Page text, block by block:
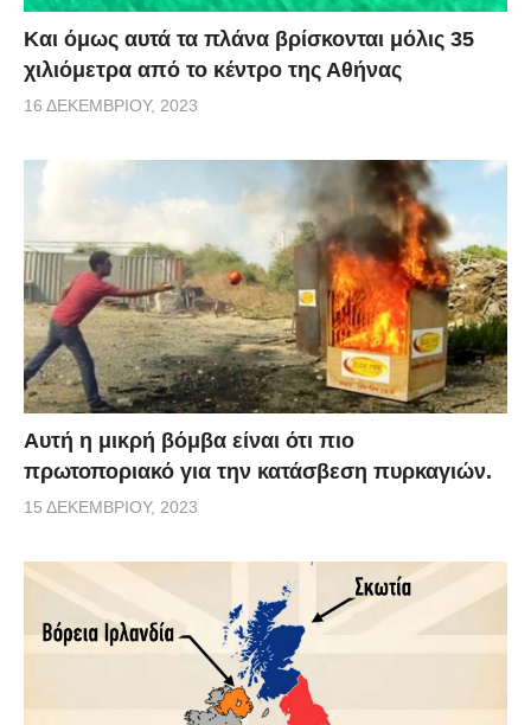
Και όμως αυτά τα πλάνα βρίσκονται μόλις 35
χιλιόμετρα από το κέντρο της Αθήνας
16 ΔΕΚΕΜΒΡΊΟΥ, 2023
Αυτή η μικρή βόμβα είναι ότι πιο
πρωτοποριακό για την κατάσβεση πυρκαγιών.
15 ΔΕΚΕΜΒΡΊΟΥ, 2023